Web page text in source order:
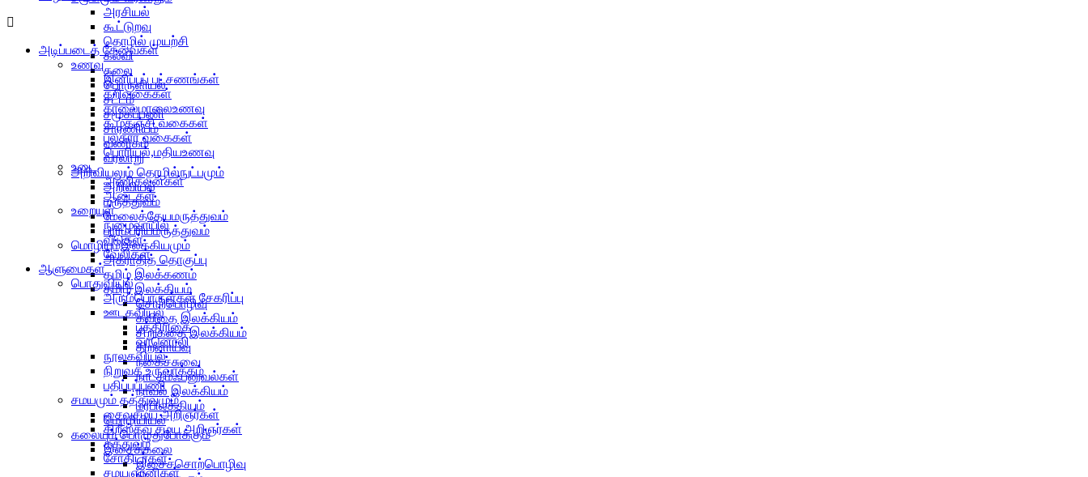
அரசியல்
கூட்டுறவு
தொழில் முயற்சி
கல்வி
கலை
பொருளியல்
சட்டம்
சமூகப்பணி
சாரணியம்
வணிகம்
வரலாறு
அறிவியலும் தொழில்நுட்பமும்
அறிவியல்
மருத்துவம்
மேலைத்தேயமருத்துவம்
பாரம்பரியமருத்துவம்
மொழியும்இலக்கியமும்
அகராதித் தொகுப்பு
தமிழ் இலக்கணம்
தமிழ் இலக்கியம்
சொற்பொழிவு
கவிதை இலக்கியம்
சிறுகதை இலக்கியம்
திறனாய்வு
நகைச்சுவை
நாடகம்ஃபனுவல்கள்
நாவல் இலக்கியம்
மரபிலக்கியம்
மொழியியல்
கலையும் பொழுதுபோக்கும்
இசைக்கலை
இசைச்சொற்பொழிவு
Menu
அடிப்படைத் தேவைகள்
உணவு
இனிப்புப் பட்சணங்கள்
கறிவகைகள்
காலைமாலைஉணவு
கூழ்கஞ்சி வகைகள்
பலகார வகைகள்
பொரியல்,மதியஉணவு
உடை
அணிகலன்கள்
ஆடைகள்
உறையுள்
நுழைவாயில்
வீடுகள்
வேலிகள்
ஆளுமைகள்
பொதுவியல்
அரும்பொருள்கள் சேகரிப்பு
ஊடகவியல்
பத்திரிகை
வானொலி
நூலகவியல்
நிறுவக உருவாக்கம்
பதிப்புப்பணி
சமயமும் தத்துவமும்
சைவசமய அறிஞர்கள்
கிறீஸ்தவ சமய அறிஞர்கள்
தத்துவம்
சோதிடர்கள்
சமயஞானிகள்